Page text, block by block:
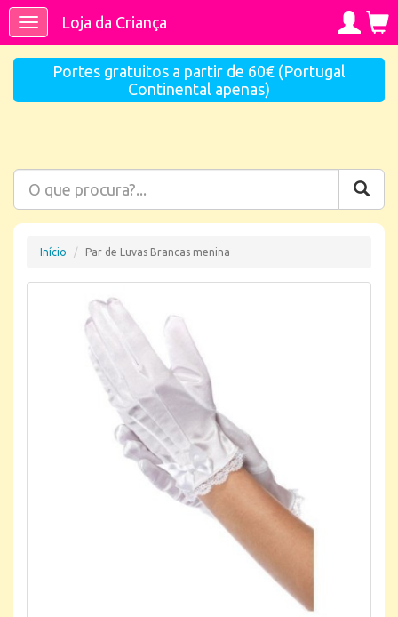
ToggleLoja da Criança
Portes gratuitos a partir de 60€ (Portugal
Continental apenas)
Início Par de Luvas Brancas menina